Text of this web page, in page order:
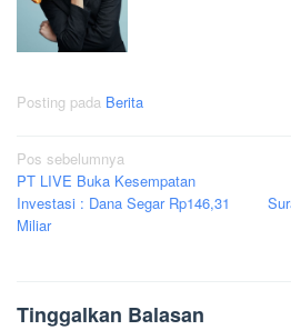
Posting pada Berita
Navigasi
pos
Pos sebelumnya
PT LIVE Buka Kesempatan
Investasi : Dana Segar Rp146,31
Miliar
Tinggalkan Balasan